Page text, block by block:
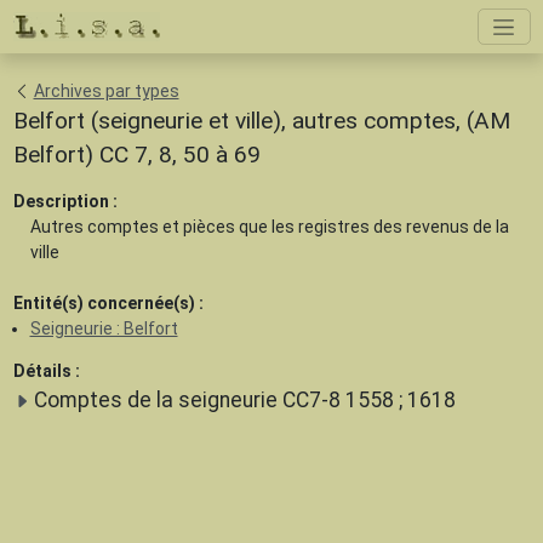
Archives par types
Belfort (seigneurie et ville), autres comptes, (AM
Belfort) CC 7, 8, 50 à 69
Description :
Autres comptes et pièces que les registres des revenus de la
ville
Entité(s) concernée(s) :
Seigneurie : Belfort
Détails :
Comptes de la seigneurie CC7-8 1558 ; 1618